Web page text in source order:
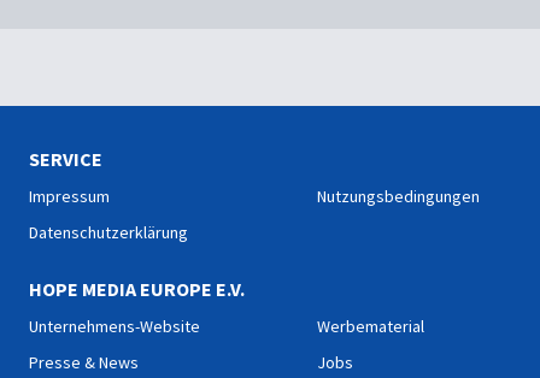
SERVICE
Impressum
Datenschutzerklärung
Nutzungsbedingungen
HOPE MEDIA EUROPE E.V.
Unternehmens-Website
Presse & News
Werbematerial
Jobs